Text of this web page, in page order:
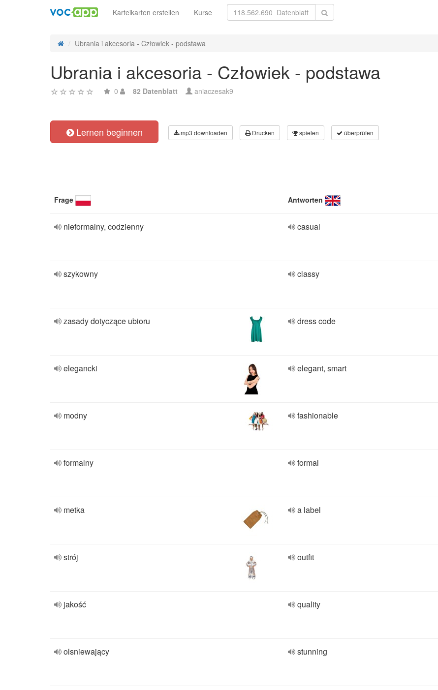
Karteikarten erstellen Kurse
Ubrania i akcesoria - Człowiek - podstawa
Ubrania i akcesoria - Człowiek - podstawa
0 82 Datenblatt aniaczesak9
Lernen beginnen mp3 downloaden Drucken spielen überprüfen
Frage Antworten
nieformalny, codzienny casual
szykowny classy
zasady dotyczące ubioru dress code
elegancki elegant, smart
modny fashionable
formalny formal
metka a label
strój outfit
jakość quality
olsniewający stunning